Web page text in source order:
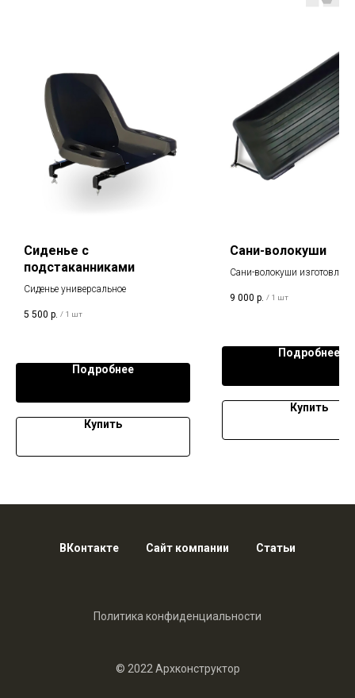
Сиденье с
подстаканниками
Сиденье универсальное
5 500 р. / 1 шт
Подробнее
Купить
Сани-волокуши
Сани-волокуши
9 000 р. / 1 шт
Подробнее
Купить
ВКонтакте Сайт компании Статьи
Политика конфиденциальности
© 2022 Архконструктор